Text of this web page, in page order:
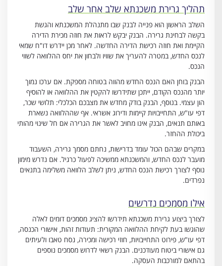
תהליך גרירת משכנתא שלב אחר שלב
השלב הראשון הוא פנייה לבנק שבו מתנהלת המשכנתא והגשת
בקשה לבחינת גרירה. הבנק יבקש לראות את חוזה מכירת הדירה
הקיימת ואת חוזה רכישת הדירה החדשה. לאחר מכן יידרש דו"ח שמאי
לנכס החדש, במטרה להעריך את שוויו ולבחון את יחס ההלוואה לשווי
הנכס.
הבנק בוחן האם הנכס החדש מהווה בטוחה מספקת. אם ערכו נמוך
יותר מהנכס הקודם, ייתכן שתידרשו להקטין את ההלוואה או להוסיף
הון עצמי. בנוסף, הבנק בודק מחדש את מצבכם הכלכלי: תלושי שכר,
דפי עו"ש, התחייבויות קיימות ודירוג אשראי. אף שההלוואה נשארת
באותם תנאים, הבנק אינו מחויב לאשר את הגרירה אם חל שינוי מהותי
ביכולת ההחזר.
במקרים שבהם הכול עומד בדרישות, נחתם מסמך גרירה, השעבוד
מועבר לנכס החדש, והמשכנתא ממשיכה לפעול כרגיל. אם נדרש מימון
נוסף לצורך רכישת הנכס החדש, ניתן לשלב הלוואה משלימה בתנאים
נפרדים.
אילו מסמכים נדרשים
לצורך ביצוע גרירת משכנתא תידרשו להציג מסמכים דומים לאלה
שהוגשו בעת לקיחת ההלוואה המקורית: תעודות זהות, אישורי הכנסה,
דפי עו"ש, פירוט התחייבויות, חוזי רכישה ומכירה, נסח טאבו ולעיתים
גם אישורי ביטוח מעודכנים. הבנק רשאי לדרוש מסמכים נוספים
בהתאם למורכבות העסקה.